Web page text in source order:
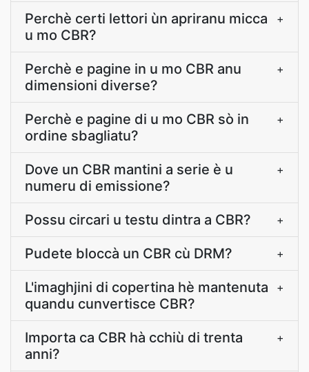
Perchè certi lettori ùn apriranu micca
u mo CBR?
+
Perchè e pagine in u mo CBR anu
dimensioni diverse?
+
Perchè e pagine di u mo CBR sò in
ordine sbagliatu?
+
Dove un CBR mantini a serie è u
numeru di emissione?
+
Possu circari u testu dintra a CBR? +
Pudete bloccà un CBR cù DRM? +
L'imaghjini di copertina hè mantenuta
quandu cunvertisce CBR?
+
Importa ca CBR hà cchiù di trenta
anni?
+